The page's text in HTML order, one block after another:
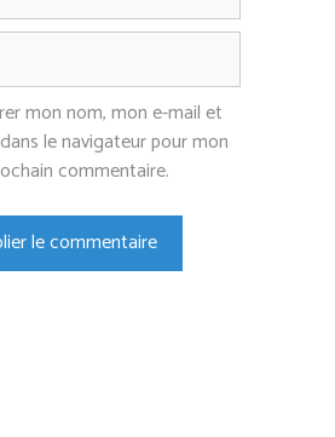
Site
mon nom, mon e-mail et
le navigateur pour mon
commentaire.